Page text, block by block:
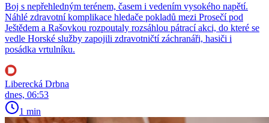
Boj s nepřehledným terénem, časem i vedením vysokého napětí.
Náhlé zdravotní komplikace hledače pokladů mezi Prosečí pod
Ještědem a Rašovkou rozpoutaly rozsáhlou pátrací akci, do které se
vedle Horské služby zapojili zdravotničtí záchranáři, hasiči i
posádka vrtulníku.
Liberecká Drbna
dnes, 06:53
1 min